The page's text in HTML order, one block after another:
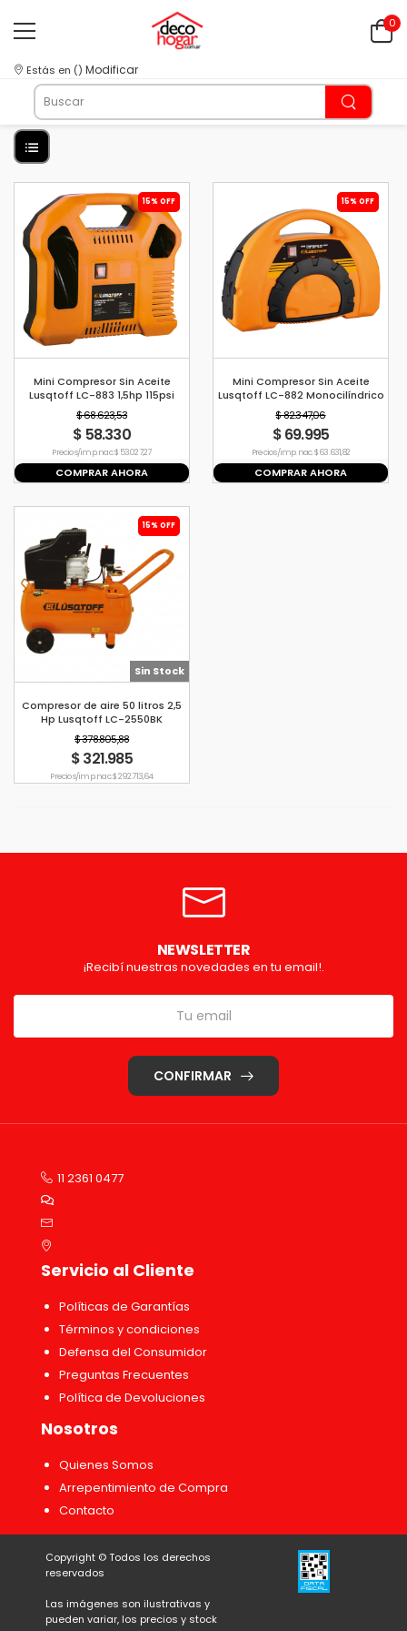
0
Estás en () Modificar
15% OFF
Mini Compresor Sin Aceite
Lusqtoff LC-883 1,5hp 115psi
$ 68.623,53
$ 58.330
Precio s/imp. nac. $ 53.027,27
COMPRAR AHORA
15% OFF
Mini Compresor Sin Aceite
Lusqtoff LC-882 Monocilíndrico
1.5hp
$ 82.347,06
$ 69.995
Precio s/imp. nac. $ 63.631,82
COMPRAR AHORA
15% OFF
Sin Stock
Compresor de aire 50 litros 2,5
Hp Lusqtoff LC-2550BK
$ 378.805,88
$ 321.985
Precio s/imp. nac. $ 292.713,64
NEWSLETTER
¡Recibí nuestras novedades en tu email!.
CONFIRMAR
11 2361 0477
Servicio al Cliente
Políticas de Garantías
Términos y condiciones
Defensa del Consumidor
Preguntas Frecuentes
Política de Devoluciones
Nosotros
Quienes Somos
Arrepentimiento de Compra
Contacto
Copyright ©Todos los derechos
reservados
Las imágenes son ilustrativas y
pueden variar, los precios y stock